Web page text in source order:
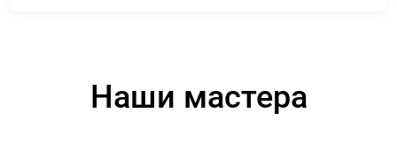
Наши мастера